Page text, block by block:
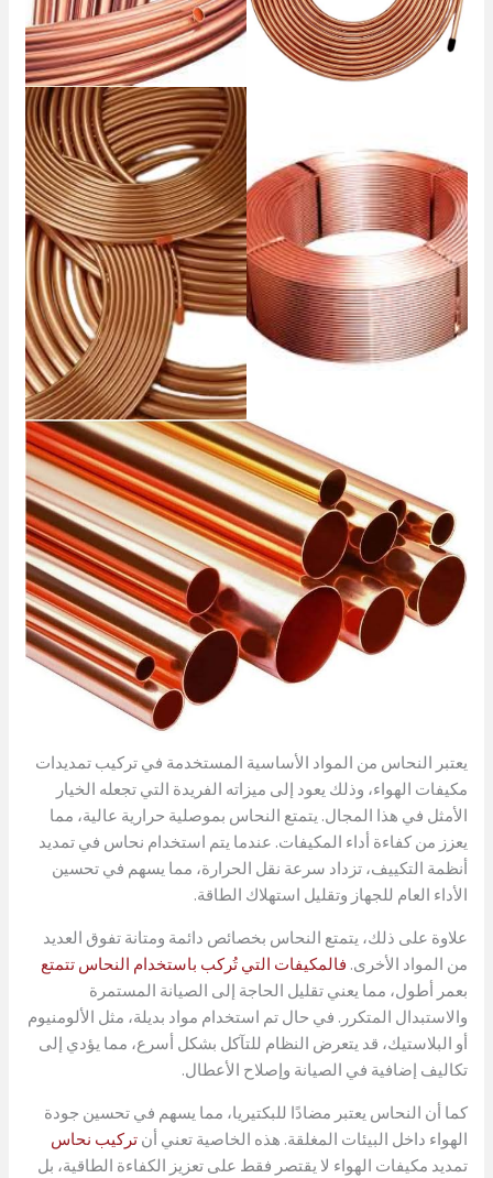
يعتبر النحاس من المواد الأساسية المستخدمة في تركيب تمديدات
مكيفات الهواء، وذلك يعود إلى ميزاته الفريدة التي تجعله الخيار
الأمثل في هذا المجال. يتمتع النحاس بموصلية حرارية عالية، مما
يعزز من كفاءة أداء المكيفات. عندما يتم استخدام نحاس في تمديد
أنظمة التكييف، تزداد سرعة نقل الحرارة، مما يسهم في تحسين
الأداء العام للجهاز وتقليل استهلاك الطاقة.
علاوة على ذلك، يتمتع النحاس بخصائص دائمة ومتانة تفوق العديد
من المواد الأخرى. فالمكيفات التي تُركب باستخدام النحاس تتمتع
بعمر أطول، مما يعني تقليل الحاجة إلى الصيانة المستمرة
والاستبدال المتكرر. في حال تم استخدام مواد بديلة، مثل الألومنيوم
أو البلاستيك، قد يتعرض النظام للتآكل بشكل أسرع، مما يؤدي إلى
تكاليف إضافية في الصيانة وإصلاح الأعطال.
كما أن النحاس يعتبر مضادًا للبكتيريا، مما يسهم في تحسين جودة
الهواء داخل البيئات المغلقة. هذه الخاصية تعني أنتركيب نحاس
تمديد مكيفات الهواء لا يقتصر فقط على تعزيز الكفاءة الطاقية، بل